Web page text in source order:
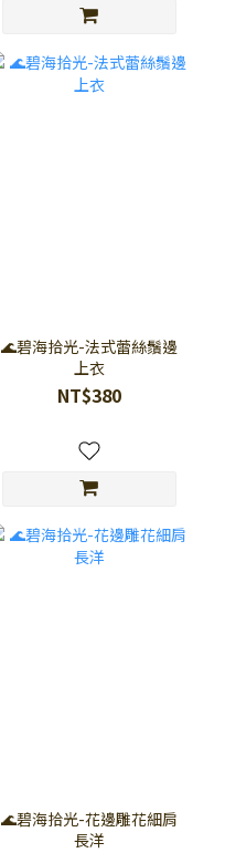
🌊碧海拾光-法式蕾絲鬚邊
上衣
NT$380
🌊碧海拾光-花邊雕花細肩
長洋